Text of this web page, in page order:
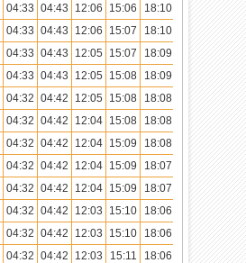
04:33 04:43 12:06 15:06 18:10
19:19
04:33 04:43 12:06 15:07 18:10
19:18
04:33 04:43 12:05 15:07 18:09
19:18
04:33 04:43 12:05 15:08 18:09
19:17
04:32 04:42 12:05 15:08 18:08
19:17
04:32 04:42 12:04 15:08 18:08
19:16
04:32 04:42 12:04 15:09 18:08
19:16
04:32 04:42 12:04 15:09 18:07
19:15
04:32 04:42 12:04 15:09 18:07
19:15
04:32 04:42 12:03 15:10 18:06
19:15
04:32 04:42 12:03 15:10 18:06
19:14
04:32 04:42 12:03 15:11 18:06
19:14